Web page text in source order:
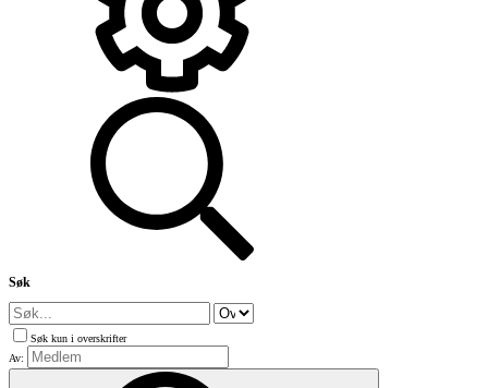
Søk
Søk kun i overskrifter
Av: